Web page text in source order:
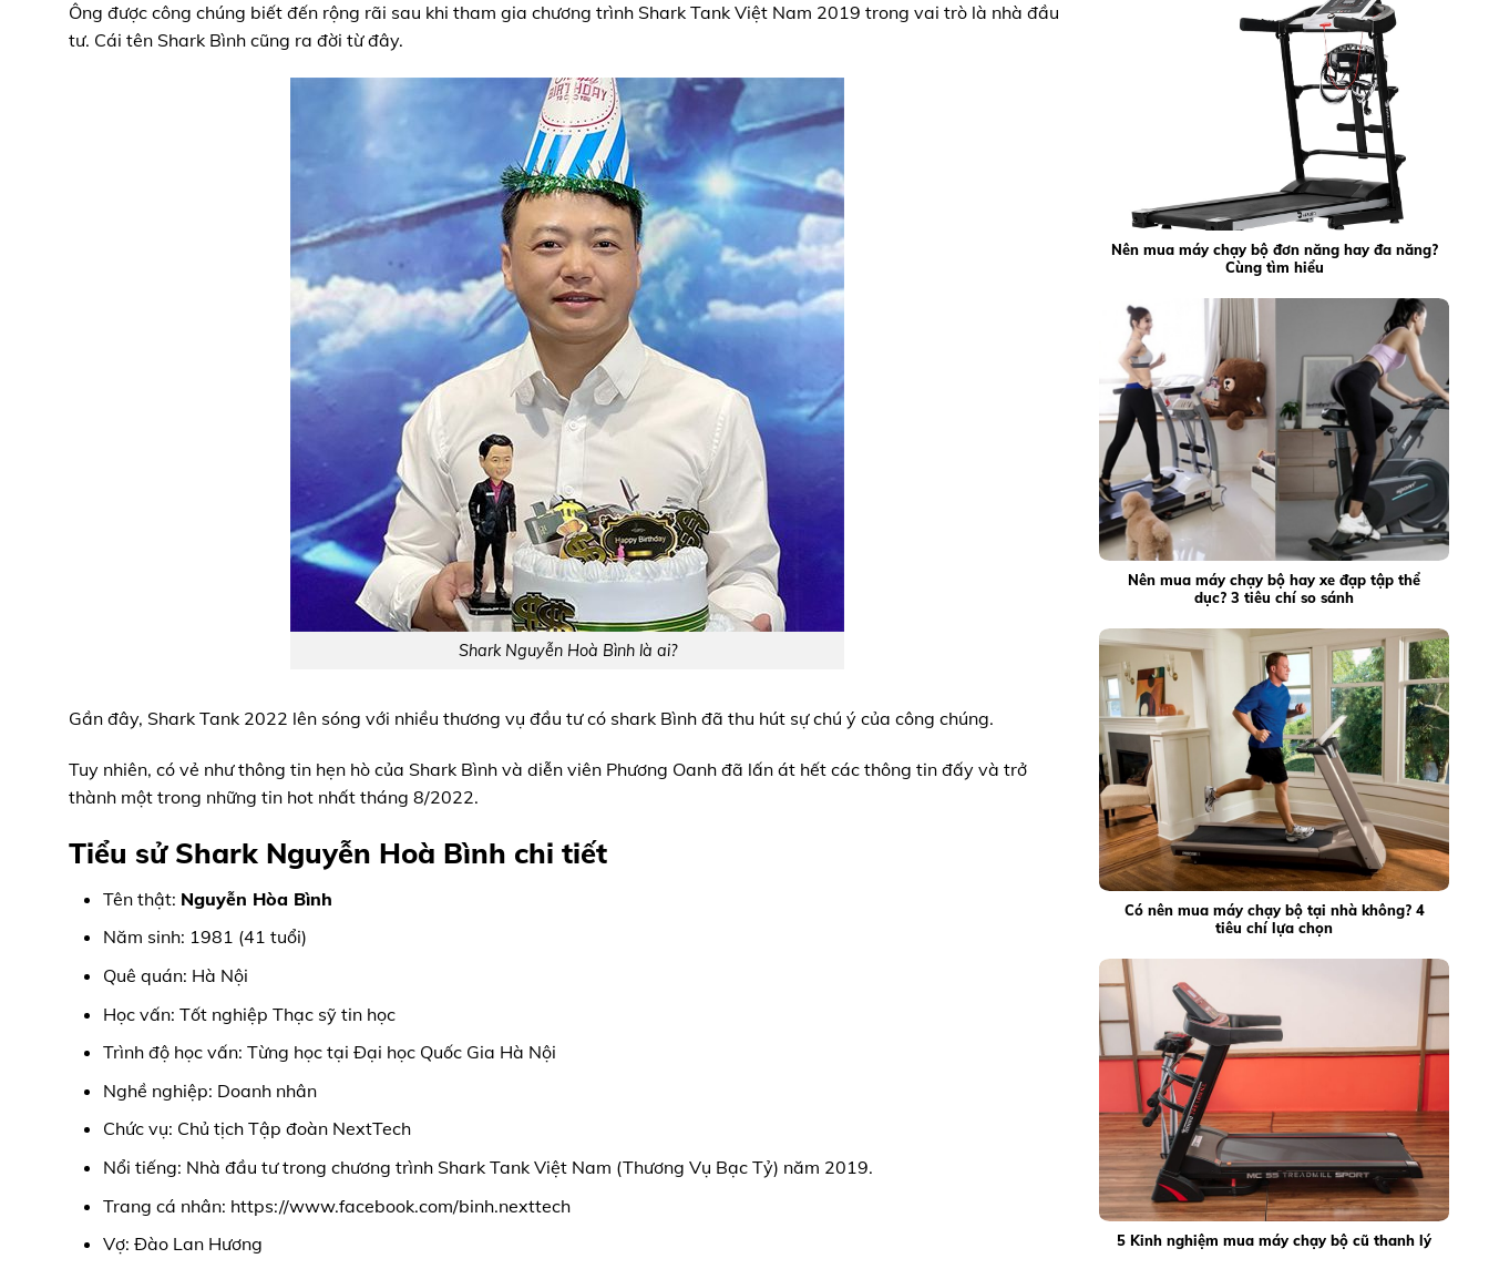
Ông được công chúng biết đến rộng rãi sau khi tham gia chương trình Shark Tank Việt Nam 2019 trong vai trò là nhà đầu
tư. Cái tên Shark Bình cũng ra đời từ đây.
Shark Nguyễn Hoà Bình là ai?
Gần đây, Shark Tank 2022 lên sóng với nhiều thương vụ đầu tư có shark Bình đã thu hút sự chú ý của công chúng.
Tuy nhiên, có vẻ như thông tin hẹn hò của Shark Bình và diễn viên Phương Oanh đã lấn át hết các thông tin đấy và trở
thành một trong những tin hot nhất tháng 8/2022.
Tiểu sử Shark Nguyễn Hoà Bình chi tiết
Tên thật: Nguyễn Hòa Bình
Năm sinh: 1981 (41 tuổi)
Quê quán: Hà Nội
Học vấn: Tốt nghiệp Thạc sỹ tin học
Trình độ học vấn: Từng học tại Đại học Quốc Gia Hà Nội
Nghề nghiệp: Doanh nhân
Chức vụ: Chủ tịch Tập đoàn NextTech
Nổi tiếng: Nhà đầu tư trong chương trình Shark Tank Việt Nam (Thương Vụ Bạc Tỷ) năm 2019.
Trang cá nhân: https://www.facebook.com/binh.nexttech
Vợ: Đào Lan Hương
Nên mua máy chạy bộ đơn năng hay đa năng?
Cùng tìm hiểu
Nên mua máy chạy bộ hay xe đạp tập thể
dục? 3 tiêu chí so sánh
Có nên mua máy chạy bộ tại nhà không? 4
tiêu chí lựa chọn
5 Kinh nghiệm mua máy chạy bộ cũ thanh lý